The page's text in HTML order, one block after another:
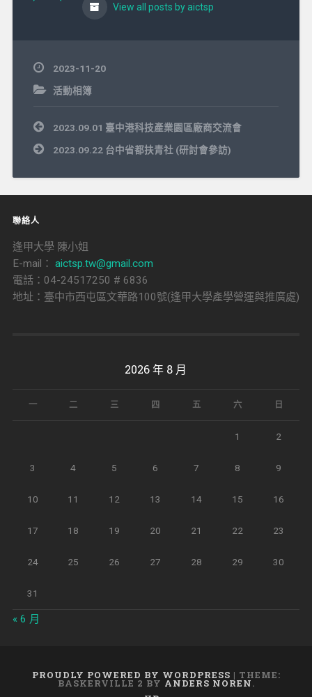
View all posts by aictsp
2023-11-20
活動相簿
文
章
導
覽
2023.09.01 臺中港科技產業園區廠商交流會
2023.09.22 台中省都扶青社 (研討會參訪)
聯絡人
逢甲大學 陳小姐
E-mail： aictsp.tw@gmail.com
電話：04-24517250 # 6836
地址：臺中市西屯區文華路100號(逢甲大學產學營運與推廣處)
2026 年 8 月
一 二 三 四 五 六 日
1 2
3 4 5 6 7 8 9
10 11 12 13 14 15 16
17 18 19 20 21 22 23
24 25 26 27 28 29 30
31
« 6 月
PROUDLY POWERED BY WORDPRESS | THEME:
BASKERVILLE 2 BY ANDERS NOREN.